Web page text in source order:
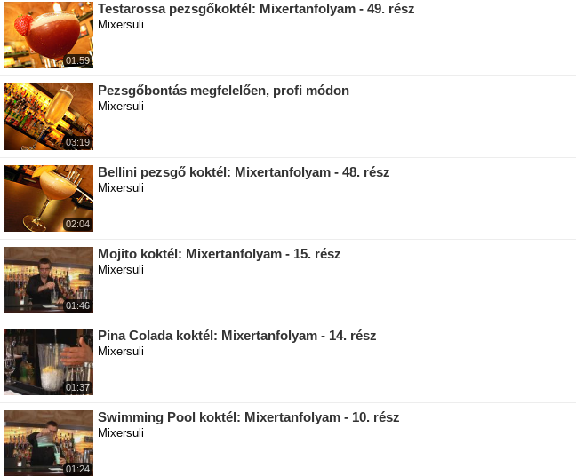
01:59
Testarossa pezsgőkoktél: Mixertanfolyam - 49. rész
Mixersuli
03:19
Pezsgőbontás megfelelően, profi módon
Mixersuli
02:04
Bellini pezsgő koktél: Mixertanfolyam - 48. rész
Mixersuli
01:46
Mojito koktél: Mixertanfolyam - 15. rész
Mixersuli
01:37
Pina Colada koktél: Mixertanfolyam - 14. rész
Mixersuli
01:24
Swimming Pool koktél: Mixertanfolyam - 10. rész
Mixersuli